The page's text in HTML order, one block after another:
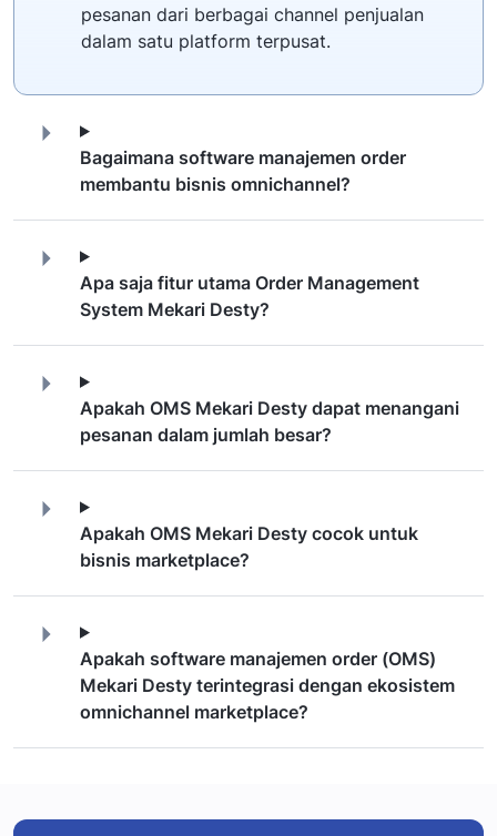
pesanan dari berbagai channel penjualan
dalam satu platform terpusat.
Bagaimana software manajemen order
membantu bisnis omnichannel?
Apa saja fitur utama Order Management
System Mekari Desty?
Apakah OMS Mekari Desty dapat menangani
pesanan dalam jumlah besar?
Apakah OMS Mekari Desty cocok untuk
bisnis marketplace?
Apakah software manajemen order (OMS)
Mekari Desty terintegrasi dengan ekosistem
omnichannel marketplace?